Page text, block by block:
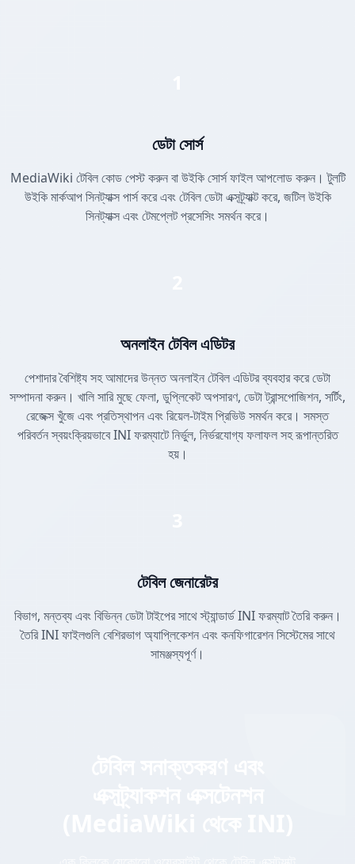
ডেটা সোর্স
MediaWiki টেবিল কোড পেস্ট করুন বা উইকি সোর্স ফাইল আপলোড করুন। টুলটি
উইকি মার্কআপ সিনট্যাক্স পার্স করে এবং টেবিল ডেটা এক্সট্র্যাক্ট করে, জটিল উইকি
সিনট্যাক্স এবং টেমপ্লেট প্রসেসিং সমর্থন করে।
অনলাইন টেবিল এডিটর
পেশাদার বৈশিষ্ট্য সহ আমাদের উন্নত অনলাইন টেবিল এডিটর ব্যবহার করে ডেটা
সম্পাদনা করুন। খালি সারি মুছে ফেলা, ডুপ্লিকেট অপসারণ, ডেটা ট্রান্সপোজিশন, সর্টিং,
রেজেক্স খুঁজে এবং প্রতিস্থাপন এবং রিয়েল-টাইম প্রিভিউ সমর্থন করে। সমস্ত
পরিবর্তন স্বয়ংক্রিয়ভাবে INI ফরম্যাটে নির্ভুল, নির্ভরযোগ্য ফলাফল সহ রূপান্তরিত
হয়।
টেবিল জেনারেটর
বিভাগ, মন্তব্য এবং বিভিন্ন ডেটা টাইপের সাথে স্ট্যান্ডার্ড INI ফরম্যাট তৈরি করুন।
তৈরি INI ফাইলগুলি বেশিরভাগ অ্যাপ্লিকেশন এবং কনফিগারেশন সিস্টেমের সাথে
সামঞ্জস্যপূর্ণ।